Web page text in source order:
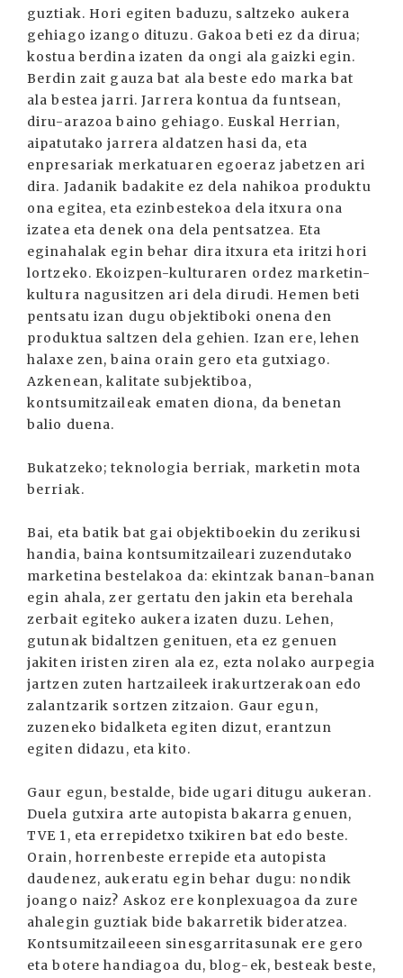
guztiak. Hori egiten baduzu, saltzeko aukera
gehiago izango dituzu. Gakoa beti ez da dirua;
kostua berdina izaten da ongi ala gaizki egin.
Berdin zait gauza bat ala beste edo marka bat
ala bestea jarri. Jarrera kontua da funtsean,
diru-arazoa baino gehiago. Euskal Herrian,
aipatutako jarrera aldatzen hasi da, eta
enpresariak merkatuaren egoeraz jabetzen ari
dira. Jadanik badakite ez dela nahikoa produktu
ona egitea, eta ezinbestekoa dela itxura ona
izatea eta denek ona dela pentsatzea. Eta
eginahalak egin behar dira itxura eta iritzi hori
lortzeko. Ekoizpen-kulturaren ordez marketin-
kultura nagusitzen ari dela dirudi. Hemen beti
pentsatu izan dugu objektiboki onena den
produktua saltzen dela gehien. Izan ere, lehen
halaxe zen, baina orain gero eta gutxiago.
Azkenean, kalitate subjektiboa,
kontsumitzaileak ematen diona, da benetan
balio duena.
Bukatzeko; teknologia berriak, marketin mota
berriak.
Bai, eta batik bat gai objektiboekin du zerikusi
handia, baina kontsumitzaileari zuzendutako
marketina bestelakoa da: ekintzak banan-banan
egin ahala, zer gertatu den jakin eta berehala
zerbait egiteko aukera izaten duzu. Lehen,
gutunak bidaltzen genituen, eta ez genuen
jakiten iristen ziren ala ez, ezta nolako aurpegia
jartzen zuten hartzaileek irakurtzerakoan edo
zalantzarik sortzen zitzaion. Gaur egun,
zuzeneko bidalketa egiten dizut, erantzun
egiten didazu, eta kito.
Gaur egun, bestalde, bide ugari ditugu aukeran.
Duela gutxira arte autopista bakarra genuen,
TVE 1, eta errepidetxo txikiren bat edo beste.
Orain, horrenbeste errepide eta autopista
daudenez, aukeratu egin behar dugu: nondik
joango naiz? Askoz ere konplexuagoa da zure
ahalegin guztiak bide bakarretik bideratzea.
Kontsumitzaileeen sinesgarritasunak ere gero
eta botere handiagoa du, blog-ek, besteak beste,